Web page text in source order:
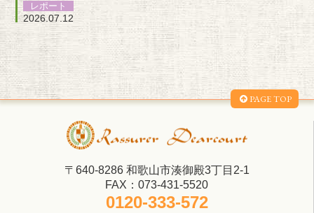
レポート
2026.07.12
ご縁が結ばれるのを願って
お知らせ
2026.07.12
おにぎりバイト
2026.07.10
緑溢れるガーデン
お知らせ
お盆休みのお知らせ
PAGE TOP
〒640-8286 和歌山市湊御殿3丁目2-1
FAX：073-431-5520
0120-333-572